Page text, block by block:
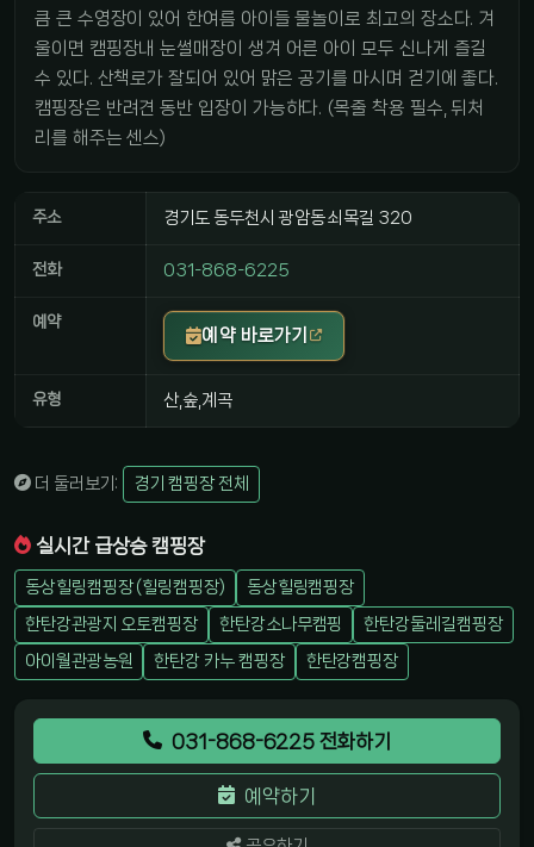
큼 큰 수영장이 있어 한여름 아이들 물놀이로 최고의 장소다. 겨
울이면 캠핑장내 눈썰매장이 생겨 어른 아이 모두 신나게 즐길
수 있다. 산책로가 잘되어 있어 맑은 공기를 마시며 걷기에 좋다.
캠핑장은 반려견 동반 입장이 가능하다. (목줄 착용 필수, 뒤처
리를 해주는 센스)
주소 경기도 동두천시 광암동 쇠목길 320
전화 031-868-6225
예약
예약 바로가기
유형 산,숲,계곡
더 둘러보기: 경기 캠핑장 전체
실시간 급상승 캠핑장
동상힐링캠핑장 (힐링캠핑장)
동상힐링캠핑장
한탄강관광지 오토캠핑장
한탄강소나무캠핑
한탄강둘레길캠핑장
아이월관광농원
한탄강 카누 캠핑장 한탄강캠핑장
031-868-6225 전화하기
예약하기